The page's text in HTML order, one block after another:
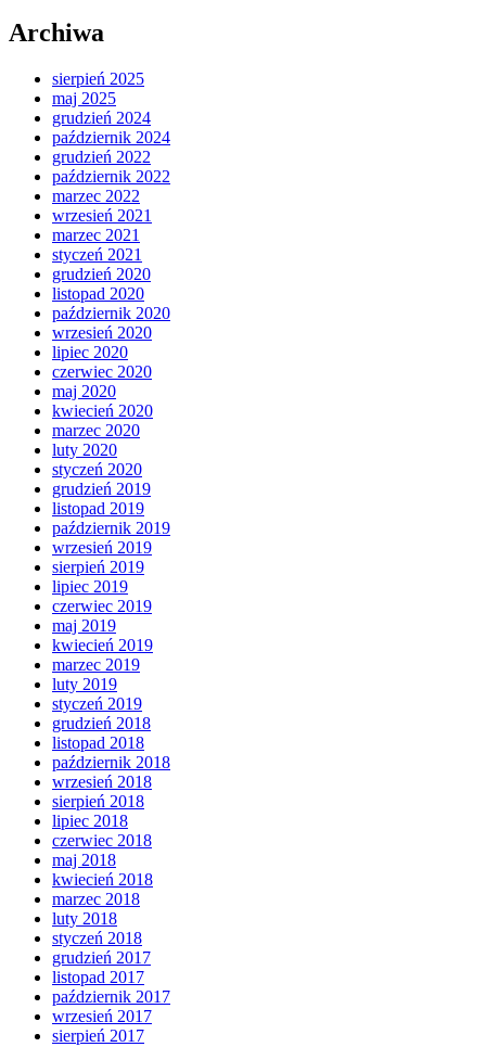
Archiwa
sierpień 2025
maj 2025
grudzień 2024
październik 2024
grudzień 2022
październik 2022
marzec 2022
wrzesień 2021
marzec 2021
styczeń 2021
grudzień 2020
listopad 2020
październik 2020
wrzesień 2020
lipiec 2020
czerwiec 2020
maj 2020
kwiecień 2020
marzec 2020
luty 2020
styczeń 2020
grudzień 2019
listopad 2019
październik 2019
wrzesień 2019
sierpień 2019
lipiec 2019
czerwiec 2019
maj 2019
kwiecień 2019
marzec 2019
luty 2019
styczeń 2019
grudzień 2018
listopad 2018
październik 2018
wrzesień 2018
sierpień 2018
lipiec 2018
czerwiec 2018
maj 2018
kwiecień 2018
marzec 2018
luty 2018
styczeń 2018
grudzień 2017
listopad 2017
październik 2017
wrzesień 2017
sierpień 2017